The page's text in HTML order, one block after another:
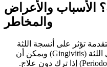
الأسباب والأعراض
والمخاطر
تؤثر على أنسجة اللثة
وهياكل العظام التحتية. يبدأ التهاباً في اللثة (Gingivitis) ويمكن أن
يتطور إلى التهاب دواعم السن (Periodontitis) إذا ترك دون علاج.